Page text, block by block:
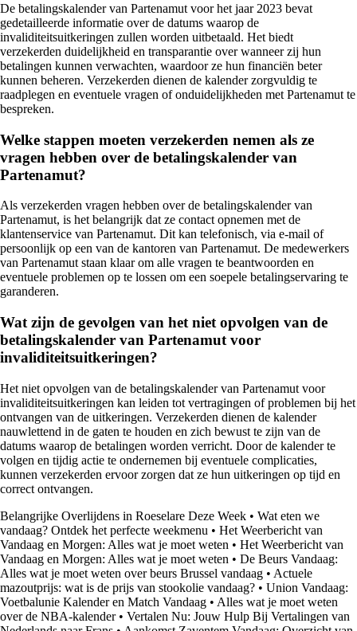
De betalingskalender van Partenamut voor het jaar 2023 bevat
gedetailleerde informatie over de datums waarop de
invaliditeitsuitkeringen zullen worden uitbetaald. Het biedt
verzekerden duidelijkheid en transparantie over wanneer zij hun
betalingen kunnen verwachten, waardoor ze hun financiën beter
kunnen beheren. Verzekerden dienen de kalender zorgvuldig te
raadplegen en eventuele vragen of onduidelijkheden met Partenamut te
bespreken.
Welke stappen moeten verzekerden nemen als ze
vragen hebben over de betalingskalender van
Partenamut?
Als verzekerden vragen hebben over de betalingskalender van
Partenamut, is het belangrijk dat ze contact opnemen met de
klantenservice van Partenamut. Dit kan telefonisch, via e-mail of
persoonlijk op een van de kantoren van Partenamut. De medewerkers
van Partenamut staan klaar om alle vragen te beantwoorden en
eventuele problemen op te lossen om een soepele betalingservaring te
garanderen.
Wat zijn de gevolgen van het niet opvolgen van de
betalingskalender van Partenamut voor
invaliditeitsuitkeringen?
Het niet opvolgen van de betalingskalender van Partenamut voor
invaliditeitsuitkeringen kan leiden tot vertragingen of problemen bij het
ontvangen van de uitkeringen. Verzekerden dienen de kalender
nauwlettend in de gaten te houden en zich bewust te zijn van de
datums waarop de betalingen worden verricht. Door de kalender te
volgen en tijdig actie te ondernemen bij eventuele complicaties,
kunnen verzekerden ervoor zorgen dat ze hun uitkeringen op tijd en
correct ontvangen.
Belangrijke Overlijdens in Roeselare Deze Week • Wat eten we
vandaag? Ontdek het perfecte weekmenu • Het Weerbericht van
Vandaag en Morgen: Alles wat je moet weten • Het Weerbericht van
Vandaag en Morgen: Alles wat je moet weten • De Beurs Vandaag:
Alles wat je moet weten over beurs Brussel vandaag • Actuele
mazoutprijs: wat is de prijs van stookolie vandaag? • Union Vandaag:
Voetbalunie Kalender en Match Vandaag • Alles wat je moet weten
over de NBA-kalender• Vertalen Nu: Jouw Hulp Bij Vertalingen van